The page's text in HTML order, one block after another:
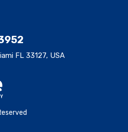
FL 33127, USA